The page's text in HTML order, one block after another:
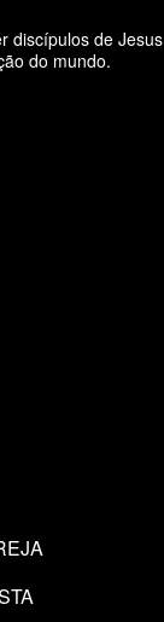
discípulos de Jesus
do mundo.